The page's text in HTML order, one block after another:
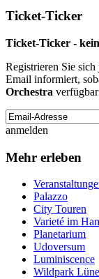
Ticket-Ticker
Ticket-Ticker -
Registrieren Sie
Email informiert,
Orchestra
anmelden
Mehr erleben
Palazzo
City Touren
Varieté im
Planetarium
Udoversum
Luminiscence
Wildpark